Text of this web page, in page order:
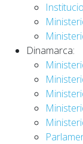
Dinamarca: